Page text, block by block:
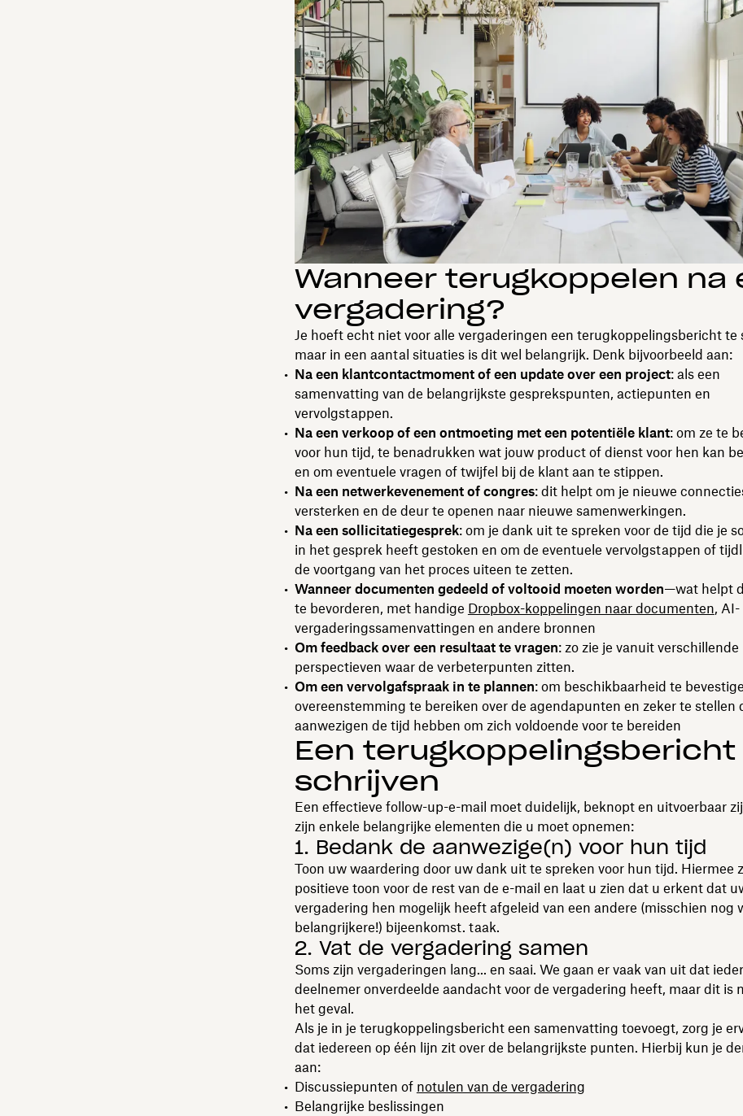
Wanneer terugkoppelen na
vergadering?
Je hoeft echt niet voor alle vergaderingen een terugkoppelingsbericht te
maar in een aantal situaties is dit wel belangrijk. Denk bijvoorbeeld aan:
Na een klantcontactmoment of een update over een project: als een
samenvatting van de belangrijkste gesprekspunten, actiepunten en
vervolgstappen.
Na een verkoop of een ontmoeting met een potentiële klant: om ze te
voor hun tijd, te benadrukken wat jouw product of dienst voor hen kan
en om eventuele vragen of twijfel bij de klant aan te stippen.
Na een netwerkevenement of congres: dit helpt om je nieuwe
versterken en de deur te openen naar nieuwe samenwerkingen.
Na een sollicitatiegesprek: om je dank uit te spreken voor de tijd die je
in het gesprek heeft gestoken en om de eventuele vervolgstappen of
de voortgang van het proces uiteen te zetten.
Wanneer documenten gedeeld of voltooid moeten worden—wat helpt
te bevorderen, met handige Dropbox-koppelingen naar documenten, AI-
vergaderingssamenvattingen en andere bronnen
Om feedback over een resultaat te vragen: zo zie je vanuit verschillende
perspectieven waar de verbeterpunten zitten.
Om een vervolgafspraak in te plannen: om beschikbaarheid te
overeenstemming te bereiken over de agendapunten en zeker te stellen
aanwezigen de tijd hebben om zich voldoende voor te bereiden
Een terugkoppelingsbericht
schrijven
Een effectieve follow-up-e-mail moet duidelijk, beknopt en uitvoerbaar
zijn enkele belangrijke elementen die u moet opnemen:
1. Bedank de aanwezige(n) voor hun tijd
Toon uw waardering door uw dank uit te spreken voor hun tijd. Hiermee
positieve toon voor de rest van de e-mail en laat u zien dat u erkent dat
vergadering hen mogelijk heeft afgeleid van een andere (misschien nog
belangrijkere!) bijeenkomst. taak.
2. Vat de vergadering samen
Soms zijn vergaderingen lang... en saai. We gaan er vaak van uit dat
deelnemer onverdeelde aandacht voor de vergadering heeft, maar dit is
het geval.
Als je in je terugkoppelingsbericht een samenvatting toevoegt, zorg je
dat iedereen op één lijn zit over de belangrijkste punten. Hierbij kun je
aan:
Discussiepunten of notulen van de vergadering
Belangrijke beslissingen